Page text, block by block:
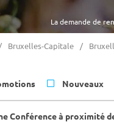
La demande de
Bruxelles-Capitale
Nouveaux
Conférence à proximité